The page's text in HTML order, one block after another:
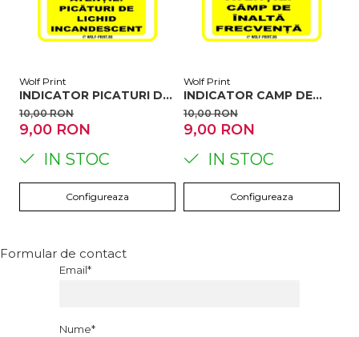
Wolf Print
INDICATOR PICATURI DE
LICHID INCANDESCENT
10,00 RON
9,00 RON
IN STOC
Configureaza
Wolf Print
INDICATOR CAMP DE
INALTA FRECVENTA
10,00 RON
9,00 RON
IN STOC
Configureaza
Formular de contact
Email*
Nume*